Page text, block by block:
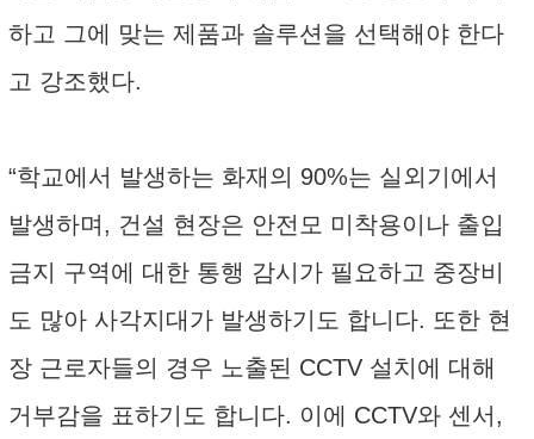
하고 그에 맞는 제품과 솔루션을 선택해야 한다
고 강조했다.
“학교에서 발생하는 화재의 90%는 실외기에서
발생하며, 건설 현장은 안전모 미착용이나 출입
금지 구역에 대한 통행 감시가 필요하고 중장비
도 많아 사각지대가 발생하기도 합니다. 또한 현
장 근로자들의 경우 노출된 CCTV 설치에 대해
거부감을 표하기도 합니다. 이에 CCTV와 센서,